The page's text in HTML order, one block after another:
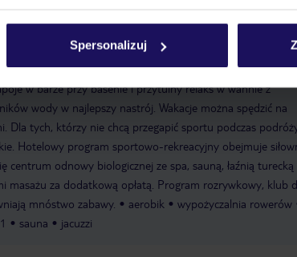
Spersonalizuj
dla dzieci woda z zawartością zdrowej soli zapewnia kojące
w barze przy basenie i przytulny relaks w wannie z
wody w najlepszy nastrój. Wakacje można spędzić na
Dla tych, którzy nie chcą przegapić sportu podczas
Hotelowy program sportowo-rekreacyjny obejmuje
centrum odnowy biologicznej ze spa, sauną, łaźnią turecką
masażu za dodatkową opłatą. Program rozrywkowy, klub
mnóstwo zabawy.
aerobik wypożyczalnia rowerów
sauna jacuzzi